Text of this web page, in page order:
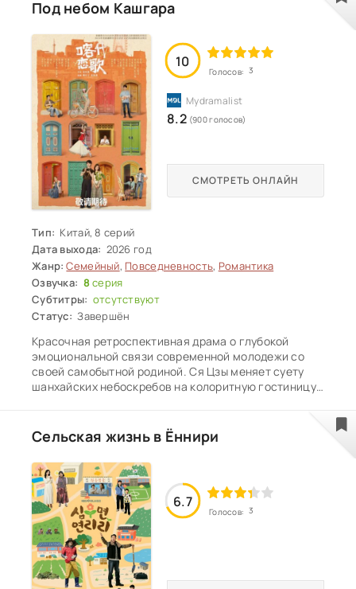
становятся последней попыткой вырваться из плена
многолетней паранойи и построить нормальное
будущее. Дорама держит в постоянном напряжении,
детально раскрывая психологию героя,
застрявшего в собственных страхах, и постепенно
подводит зрителя к шокирующему сюжетному
твисту, раскрывающему истинный смысл
таинственного
Под небом Кашгара
Тип: Китай, 8 серий
Дата выхода: 2026 год
Жанр: Семейный, Повседневность, Романтика
Озвучка: 8серия
Субтитры: отсутствуют
Статус: Завершён
Красочная ретроспективная драма о глубокой
эмоциональной связи современной молодежи со
своей самобытной родиной. Ся Цзы меняет суету
шанхайских небоскребов на колоритную гостиницу
Чжоу Хэнчжи перерастает в совместный бизнес-
проект и нежное чувство. Её подруги тоже ищут свое
место под солнцем: Лайли мечтает сохранить
угасающее искусство создания традиционной
глиняной посуды, а звезда местного ансамбля
песни и пляски Минаваэр разрывается между зовом
сердца и ожиданиями родственников. Плетя
поэтичное
СМОТРЕТЬ ОНЛАЙН
10
Голосов: 3
8.2 (900 голосов)
Сельская жизнь в Ëннири
6.7
Голосов: 3